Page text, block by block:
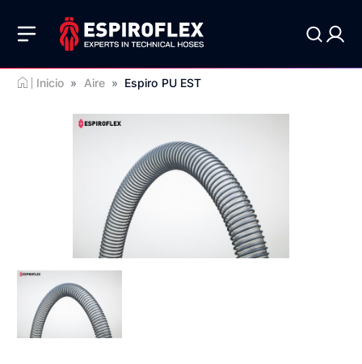
Inicio » Aire » Espiro PU EST